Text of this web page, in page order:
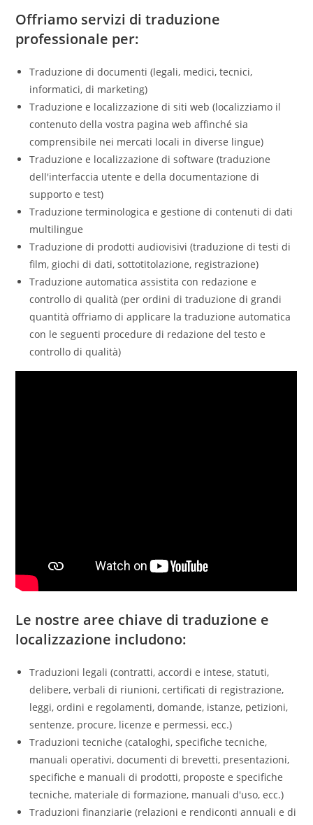
Offriamo servizi di traduzione
professionale per:
Traduzione di documenti (legali, medici, tecnici,
informatici, di marketing)
Traduzione e localizzazione di siti web (localizziamo il
contenuto della vostra pagina web affinché sia
comprensibile nei mercati locali in diverse lingue)
Traduzione e localizzazione di software (traduzione
dell'interfaccia utente e della documentazione di
supporto e test)
Traduzione terminologica e gestione di contenuti di dati
multilingue
Traduzione di prodotti audiovisivi (traduzione di testi di
film, giochi di dati, sottotitolazione, registrazione)
Traduzione automatica assistita con redazione e
controllo di qualità (per ordini di traduzione di grandi
quantità offriamo di applicare la traduzione automatica
con le seguenti procedure di redazione del testo e
controllo di qualità)
Le nostre aree chiave di traduzione e
localizzazione includono:
Traduzioni legali (contratti, accordi e intese, statuti,
delibere, verbali di riunioni, certificati di registrazione,
leggi, ordini e regolamenti, domande, istanze, petizioni,
sentenze, procure, licenze e permessi, ecc.)
Traduzioni tecniche (cataloghi, specifiche tecniche,
manuali operativi, documenti di brevetti, presentazioni,
specifiche e manuali di prodotti, proposte e specifiche
tecniche, materiale di formazione, manuali d'uso, ecc.)
Traduzioni finanziarie (relazioni e rendiconti annuali e di